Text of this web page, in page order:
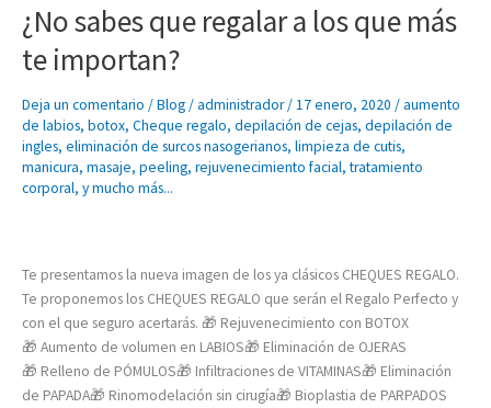
¿No sabes que regalar a los que más
te importan?
Deja un comentario /Blog/administrador/17 enero, 2020 /aumento
de labios, botox, Cheque regalo, depilación de cejas, depilación de
ingles, eliminación de surcos nasogerianos, limpieza de cutis,
manicura, masaje, peeling, rejuvenecimiento facial,tratamiento
corporal, y mucho más...
Te presentamos la nueva imagen de los ya clásicos CHEQUES REGALO.
Te proponemos los CHEQUES REGALO que serán el Regalo Perfecto y
con el que seguro acertarás. 🎁 Rejuvenecimiento con BOTOX
🎁 Aumento de volumen en LABIOS🎁 Eliminación de OJERAS
🎁 Relleno de PÓMULOS🎁 Infiltraciones de VITAMINAS🎁 Eliminación
de PAPADA🎁 Rinomodelación sin cirugía🎁 Bioplastia de PARPADOS
¿No
sabes
que
a
los
que
más